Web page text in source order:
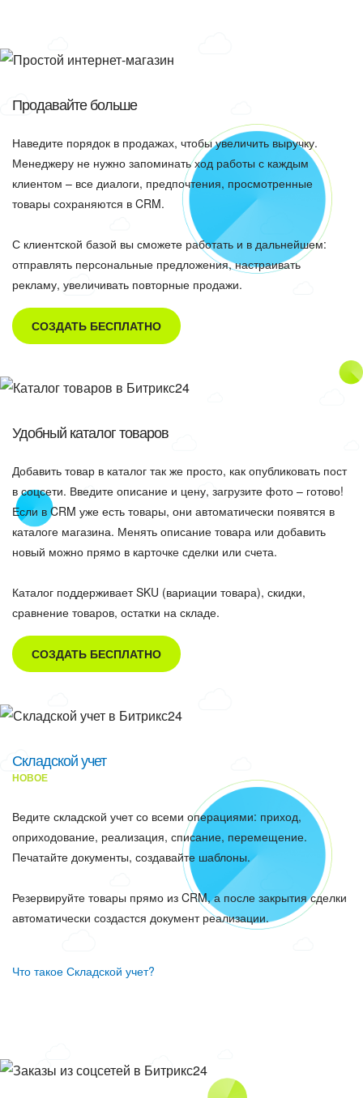
Продавайте больше
Наведите порядок в продажах, чтобы увеличить выручку.
Менеджеру не нужно запоминать ход работы с каждым
клиентом – все диалоги, предпочтения, просмотренные
товары сохраняются в CRM.
С клиентской базой вы сможете работать и в дальнейшем:
отправлять персональные предложения, настраивать
рекламу, увеличивать повторные продажи.
СОЗДАТЬ БЕСПЛАТНО
Удобный каталог товаров
Добавить товар в каталог так же просто, как опубликовать пост
в соцсети. Введите описание и цену, загрузите фото – готово!
Если в CRM уже есть товары, они автоматически появятся в
каталоге магазина. Менять описание товара или добавить
новый можно прямо в карточке сделки или счета.
Каталог поддерживает SKU (вариации товара), скидки,
сравнение товаров, остатки на складе.
СОЗДАТЬ БЕСПЛАТНО
Складской учет
НОВОЕ
Ведите складской учет со всеми операциями: приход,
оприходование, реализация, списание, перемещение.
Печатайте документы, создавайте шаблоны.
Резервируйте товары прямо из CRM, а после закрытия сделки
автоматически создастся документ реализации.
Что такое Складской учет?